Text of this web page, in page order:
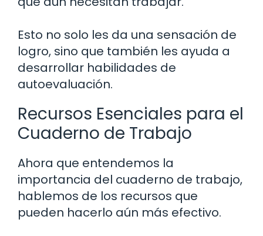
Esto no solo les da una sensación de
logro, sino que también les ayuda a
desarrollar habilidades de
autoevaluación.
Recursos Esenciales para el
Cuaderno de Trabajo
Ahora que entendemos la
importancia del cuaderno de trabajo,
hablemos de los recursos que
pueden hacerlo aún más efectivo.